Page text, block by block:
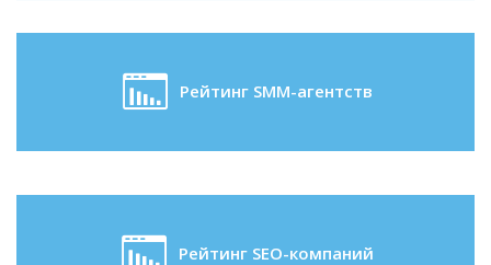
Рейтинг SMM-агентств
Рейтинг SEO-компаний